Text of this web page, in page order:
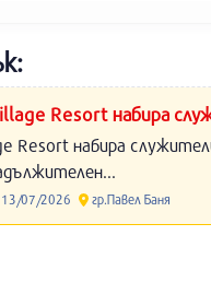
Resort набира
Resort набира
07/2026 гр.Павел Баня